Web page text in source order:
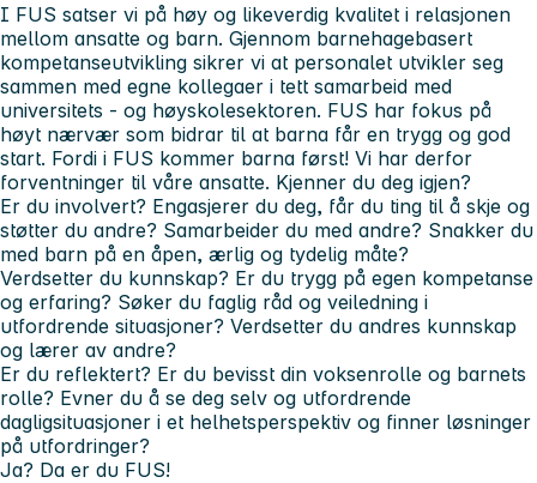
I FUS satser vi på høy og likeverdig kvalitet i relasjonen
mellom ansatte og barn. Gjennom barnehagebasert
kompetanseutvikling sikrer vi at personalet utvikler seg
sammen med egne kollegaer i tett samarbeid med
universitets - og høyskolesektoren. FUS har fokus på
høyt nærvær som bidrar til at barna får en trygg og god
start. Fordi i FUS kommer barna først! Vi har derfor
forventninger til våre ansatte. Kjenner du deg igjen?
Er du involvert? Engasjerer du deg, får du ting til å skje og
støtter du andre? Samarbeider du med andre? Snakker du
med barn på en åpen, ærlig og tydelig måte?
Verdsetter du kunnskap? Er du trygg på egen kompetanse
og erfaring? Søker du faglig råd og veiledning i
utfordrende situasjoner? Verdsetter du andres kunnskap
og lærer av andre?
Er du reflektert? Er du bevisst din voksenrolle og barnets
rolle? Evner du å se deg selv og utfordrende
dagligsituasjoner i et helhetsperspektiv og finner løsninger
på utfordringer?
Ja? Da er du FUS!